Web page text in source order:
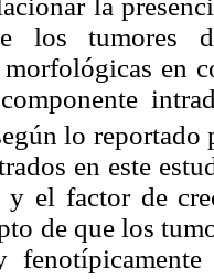
los tumores
morfológicas en
lo reportado
en este
el factor de
de que los